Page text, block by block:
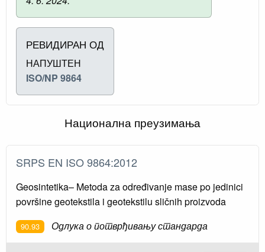
РЕВИДИРАН ОД
НАПУШТЕН
ISO/NP 9864
Национална преузимања
SRPS EN ISO 9864:2012
Geosintetika– Metoda za određivanje mase po jedinici
površine geotekstila i geotekstilu sličnih proizvoda
90.93 Одлука о потврђивању стандарда